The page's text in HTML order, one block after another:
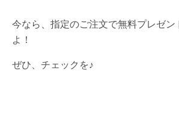
今なら、指定のご注文で無料プレゼン
よ！
ぜひ、チェックを♪